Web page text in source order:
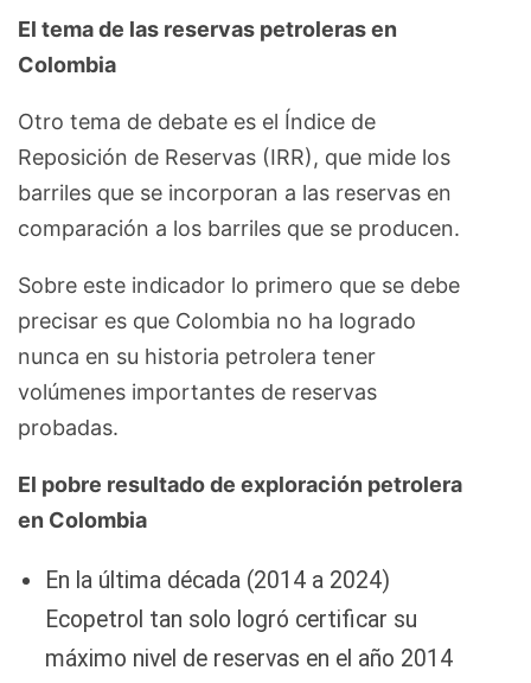
El tema de las reservas petroleras en
Colombia
Otro tema de debate es el Índice de
Reposición de Reservas (IRR), que mide los
barriles que se incorporan a las reservas en
comparación a los barriles que se producen.
Sobre este indicador lo primero que se debe
precisar es que Colombia no ha logrado
nunca en su historia petrolera tener
volúmenes importantes de reservas
probadas.
El pobre resultado de exploración petrolera
en Colombia
En la última década (2014 a 2024)
Ecopetrol tan solo logró certificar su
máximo nivel de reservas en el año 2014